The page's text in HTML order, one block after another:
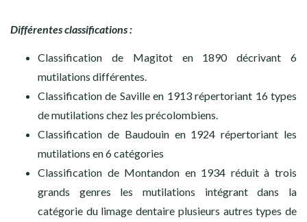
Différentes classifications :
Classification de Magitot en 1890 décrivant 6
mutilations différentes.
Classification de Saville en 1913 répertoriant 16 types
de mutilations chez les précolombiens.
Classification de Baudouin en 1924 répertoriant les
mutilations en 6 catégories
Classification de Montandon en 1934 réduit à trois
grands genres les mutilations intégrant dans la
catégorie du limage dentaire plusieurs autres types de